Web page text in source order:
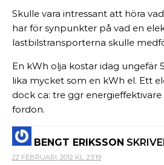
Skulle vara intressant att höra
har för synpunkter på vad en
lastbilstransporterna skulle
En kWh olja kostar idag ungefär
lika mycket som en kWh el. Ett
dock ca: tre ggr
fordon.
BENGT ERIKSSON
22 FEBRUARI, 2012 KL. 23:19